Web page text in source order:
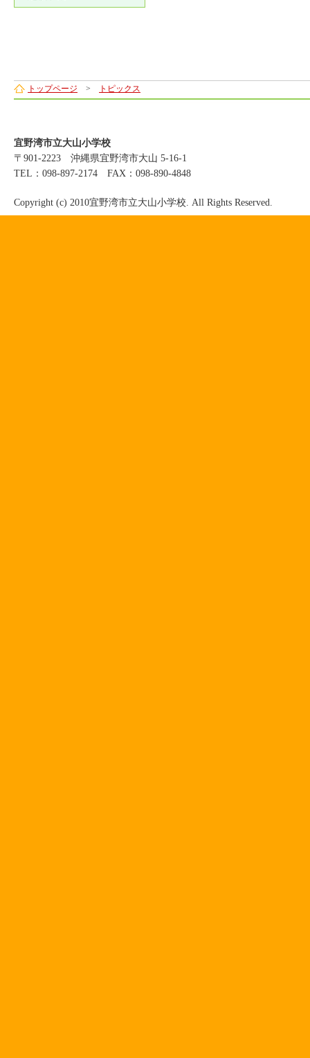
トップページ > トピックス
宜野湾市立大山小学校
〒901-2223 沖縄県宜野湾市大山 5-16-1
TEL：098-897-2174 FAX：098-890-4848
Copyright (c) 2010宜野湾市立大山小学校. All Rights Reserved.